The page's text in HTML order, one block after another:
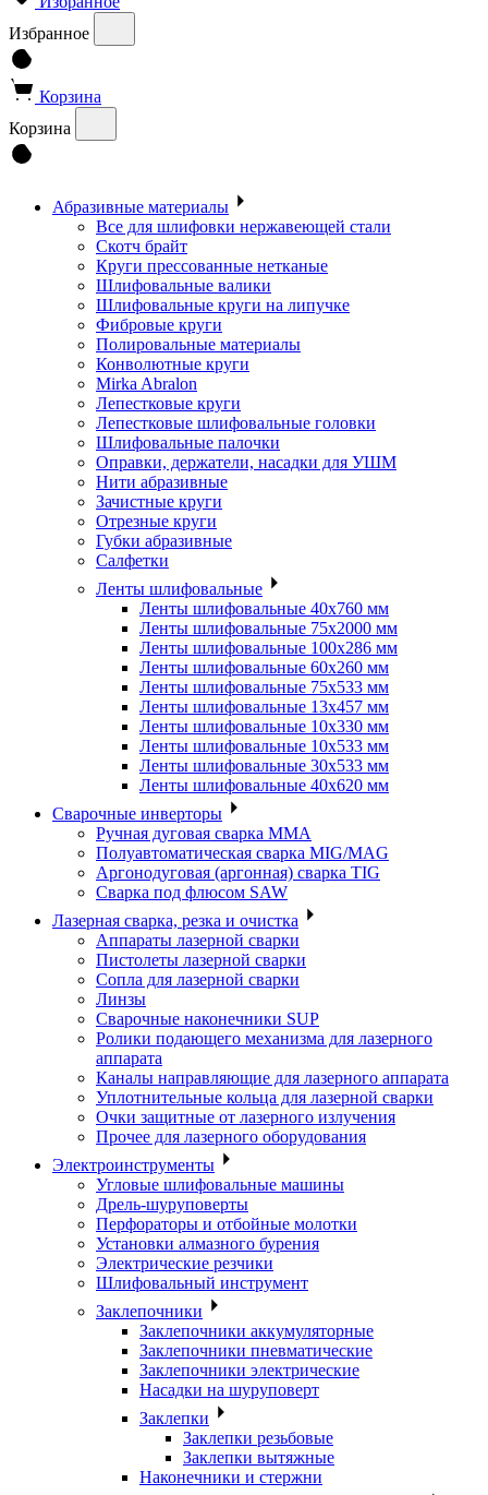
Избранное
Корзина
Корзина
Абразивные материалы
Все для шлифовки нержавеющей стали
Скотч брайт
Круги прессованные нетканые
Шлифовальные валики
Шлифовальные круги на липучке
Фибровые круги
Полировальные материалы
Конволютные круги
Mirka Abralon
Лепестковые круги
Лепестковые шлифовальные головки
Шлифовальные палочки
Оправки, держатели, насадки для УШМ
Нити абразивные
Зачистные круги
Отрезные круги
Губки абразивные
Салфетки
Ленты шлифовальные
Ленты шлифовальные 40х760 мм
Ленты шлифовальные 75х2000 мм
Ленты шлифовальные 100х286 мм
Ленты шлифовальные 60х260 мм
Ленты шлифовальные 75х533 мм
Ленты шлифовальные 13х457 мм
Ленты шлифовальные 10х330 мм
Ленты шлифовальные 10х533 мм
Ленты шлифовальные 30х533 мм
Ленты шлифовальные 40х620 мм
Сварочные инверторы
Ручная дуговая сварка MMA
Полуавтоматическая сварка MIG/MAG
Аргонодуговая (аргонная) сварка TIG
Сварка под флюсом SAW
Лазерная сварка, резка и очистка
Аппараты лазерной сварки
Пистолеты лазерной сварки
Сопла для лазерной сварки
Линзы
Сварочные наконечники SUP
Ролики подающего механизма для лазерного
аппарата
Каналы направляющие для лазерного аппарата
Уплотнительные кольца для лазерной сварки
Очки защитные от лазерного излучения
Прочее для лазерного оборудования
Электроинструменты
Угловые шлифовальные машины
Дрель-шуруповерты
Перфораторы и отбойные молотки
Установки алмазного бурения
Электрические резчики
Шлифовальный инструмент
Заклепочники
Заклепочники аккумуляторные
Заклепочники пневматические
Заклепочники электрические
Насадки на шуруповерт
Заклепки
Заклепки резьбовые
Заклепки вытяжные
Наконечники и стержни